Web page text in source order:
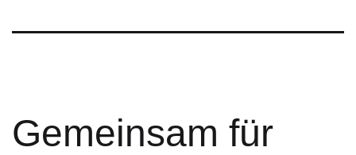
Gemeinsam für